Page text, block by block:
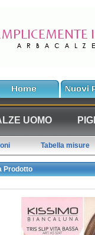
UOMO
Tabella misure
Prodotto